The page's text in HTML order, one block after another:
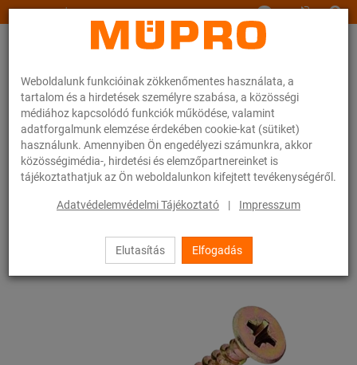
Weboldalunk funkcióinak zökkenőmentes használata, a
tartalom és a hirdetések személyre szabása, a közösségi
médiához kapcsolódó funkciók működése, valamint
adatforgalmunk elemzése érdekében cookie-kat (sütiket)
használunk. Amennyiben Ön engedélyezi számunkra, akkor
közösségimédia-, hirdetési és elemzőpartnereinket is
tájékoztathatjuk az Ön weboldalunkon kifejtett tevékenységéről.
Adatvédelemvédelmi Tájékoztató | Impresszum
Elutasítás Elfogadás
www.muepro.hu
Webáruhàz Rögzítéstechnika
Szerelési anyagok
Faforgácslap csavarok